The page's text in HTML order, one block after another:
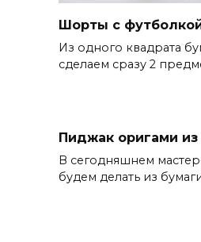
Шорты с
Из одного квадрата
сделаем сразу 2
Пиджак оригами из
В сегодняшнем
будем делать из